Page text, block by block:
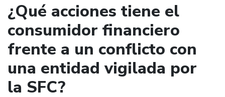
¿Qué acciones tiene el
consumidor financiero
frente a un conflicto con
una entidad vigilada por
la SFC?